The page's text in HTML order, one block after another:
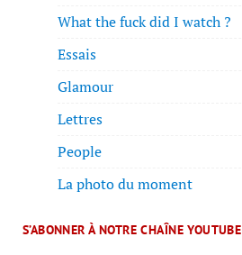
What the fuck did I watch ?
Essais
Glamour
Lettres
People
La photo du moment
S’ABONNER À NOTRE CHAÎNE YOUTUBE